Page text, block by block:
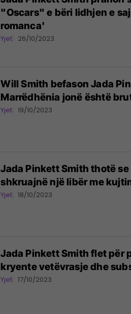
"Oscars" e bëri lidhjen e
romanca'
Yjet 26/10/2023
Will Smith befason Jada
Marrëdhënia jonë është
Yjet 19/10/2023
Jada Pinkett Smith thotë
shkruajnë një libër me
Yjet 18/10/2023
Jada Pinkett Smith flet për
kryente vetëvrasje dhe
Yjet 17/10/2023